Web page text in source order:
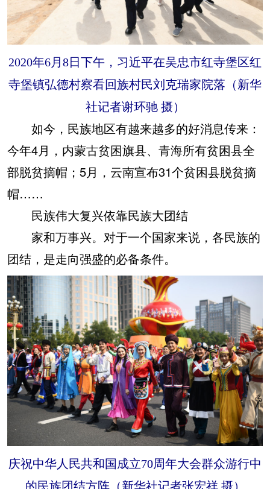
2020年6月8日下午，习近平在吴忠市红寺堡区红
寺堡镇弘德村察看回族村民刘克瑞家院落（新华
社记者谢环驰 摄）
如今，民族地区有越来越多的好消息传来：
今年4月，内蒙古贫困旗县、青海所有贫困县全
部脱贫摘帽；5月，云南宣布31个贫困县脱贫摘
帽……
民族伟大复兴依靠民族大团结
家和万事兴。对于一个国家来说，各民族的
团结，是走向强盛的必备条件。
庆祝中华人民共和国成立70周年大会群众游行中
的民族团结方阵（新华社记者张宏祥 摄）